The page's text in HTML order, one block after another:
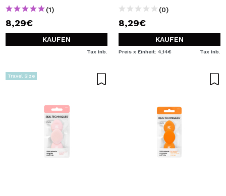
(1)
8,29€
KAUFEN
Tax Inb.
(0)
8,29€
KAUFEN
Preis x Einheit: 4,14€ Tax Inb.
Travel Size